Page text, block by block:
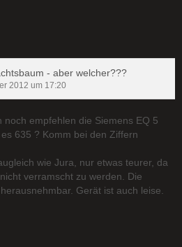
- aber welcher???
2012 um 17:20
noch empfehlen die Siemens EQ 5
635 ? Komm bei den Ziffern
wie Jura, nur etwas teurer, da
verramscht zu werden. Die
Gerät ist auch leise.